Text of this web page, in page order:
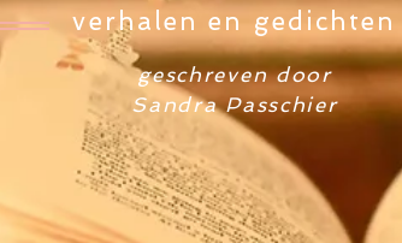
verhalen en gedichten
geschreven door
Sandra Passchier